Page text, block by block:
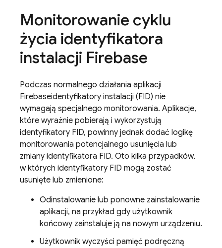
Monitorowanie cyklu
życia identyfikatora
instalacji Firebase
Podczas normalnego działania aplikacji
Firebaseidentyfikatory instalacji (FID) nie
wymagają specjalnego monitorowania. Aplikacje,
które wyraźnie pobierają i wykorzystują
identyfikatory FID, powinny jednak dodać logikę
monitorowania potencjalnego usunięcia lub
zmiany identyfikatora FID. Oto kilka przypadków,
w których identyfikatory FID mogą zostać
usunięte lub zmienione:
Odinstalowanie lub ponowne zainstalowanie
aplikacji, na przykład gdy użytkownik
końcowy zainstaluje ją na nowym urządzeniu.
Użytkownik wyczyści pamięć podręczną